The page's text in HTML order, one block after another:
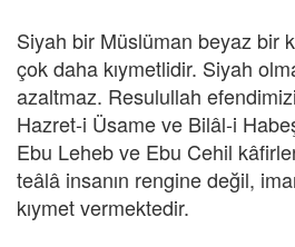
Siyah bir Müslüman beyaz bir
çok daha kıymetlidir. Siyah
azaltmaz. Resulullah
Hazret-i Üsame ve Bilâl-i
Ebu Leheb ve Ebu Cehil
teâlâ insanın rengine değil,
kıymet vermektedir.